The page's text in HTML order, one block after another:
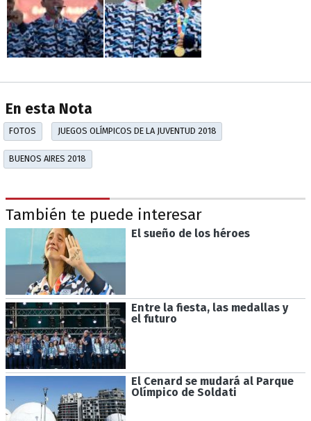
En esta Nota
FOTOS JUEGOS OLÍMPICOS DE LA JUVENTUD 2018
BUENOS AIRES 2018
También te puede interesar
El sueño de los héroes
Entre la fiesta, las medallas y
el futuro
El Cenard se mudará al Parque
Olímpico de Soldati